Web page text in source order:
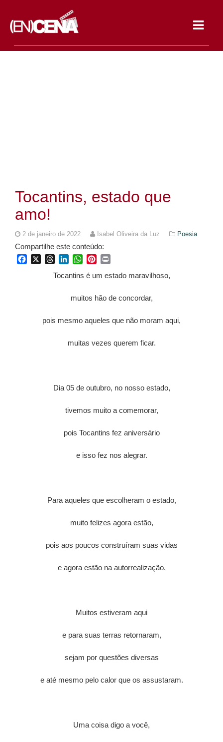
Tocantins, estado que
amo!
2 de janeiro de 2022 Isabel Oliveira da Luz Poesia
Compartilhe este conteúdo:
FacebookThreadsLinkedInWhatsApp
Pinterest
Tocantins é um estado maravilhoso,
muitos hão de concordar,
pois mesmo aqueles que não moram aqui,
muitas vezes querem ficar.
Dia 05 de outubro, no nosso estado,
tivemos muito a comemorar,
pois Tocantins fez aniversário
e isso fez nos alegrar.
Para aqueles que escolheram o estado,
muito felizes agora estão,
pois aos poucos construíram suas vidas
e agora estão na autorrealização.
Muitos estiveram aqui
e para suas terras retornaram,
sejam por questões diversas
e até mesmo pelo calor que os assustaram.
Uma coisa digo a você,